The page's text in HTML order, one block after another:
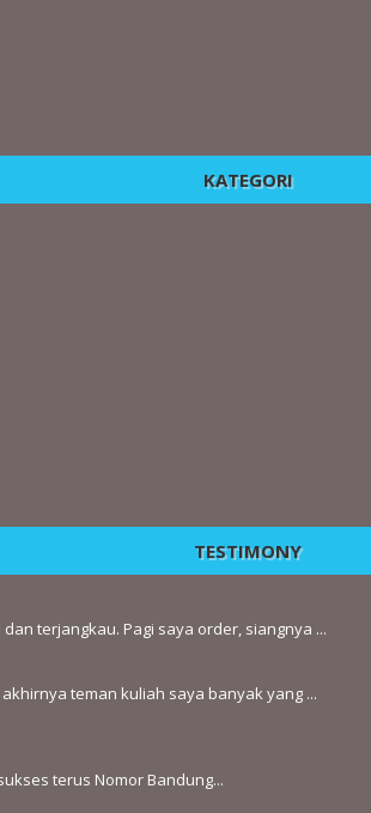
KATEGORI
TESTIMONY
terjangkau. Pagi saya order, siangnya ...
teman kuliah saya banyak yang ...
terus Nomor Bandung...